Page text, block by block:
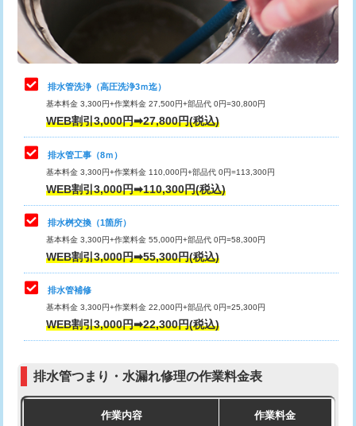
業）
排水管工事（排水管工事/3ｍまで） 55,000円
排水管工事（追加 排水管工事/3ｍ超
え）
マス交換（土の掘削・埋め戻し作業）
マス交換（深さ50㎝未満）
マス交換（深さ50㎝以上）
コンクリート斫り（厚さ10㎝まで）
コンクリート斫り（厚さ10㎝超え）
モルタル補修（厚さ10㎝まで）
モルタル補修（厚さ10㎝超え）
追加人工 16,500円
現場見積
止水・漏水調査・防水処理・清掃・修
理・調整・分解・加工など（軽作業）
11,000円
止水・漏水調査・防水処理・清掃・修
理・調整・分解・加工など（中作業）
22,000円
止水・漏水調査・防水処理・清掃・修
理・調整・分解・加工など（重作業）
33,000円
その他部品の脱着
交換・取付（タンク）
交換・取付(単水栓（壁付・デッキ
式）)
交換・取付(混合水栓（壁付・デッキ
式・ワンホール）)
16,500円+材料費
交換・取付(排水栓・排水トラップ
交換・取付（その他部品） 11,000円+材料費
持込商品取付（単水栓） 13,200円
排水管洗浄（高圧洗浄3ｍ迄）
基本料金 3,300円+作業料金 27,500円+部品代 0円=30,800円
WEB割引3,000円➡27,800円(税込)
排水管工事（8ｍ）
基本料金 3,300円+作業料金 110,000円+部品代 0円=113,300円
WEB割引3,000円➡110,300円(税込)
排水桝交換（1箇所）
基本料金 3,300円+作業料金 55,000円+部品代 0円=58,300円
WEB割引3,000円➡55,300円(税込)
排水管補修
基本料金 3,300円+作業料金 22,000円+部品代 0円=25,300円
WEB割引3,000円➡22,300円(税込)
排水管つまり・水漏れ修理の作業料金表
作業内容 作業料金